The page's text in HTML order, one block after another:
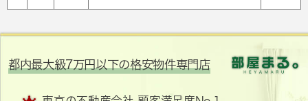
都内最大級7万円以下の格安物件専門店